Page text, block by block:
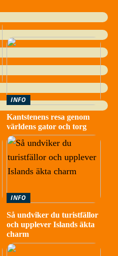
INFO
Kantstenens resa genom
världens gator och torg
INFO
Så undviker du turistfällor
och upplever Islands äkta
charm